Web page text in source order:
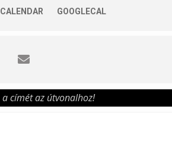
CALENDAR GOOGLECAL